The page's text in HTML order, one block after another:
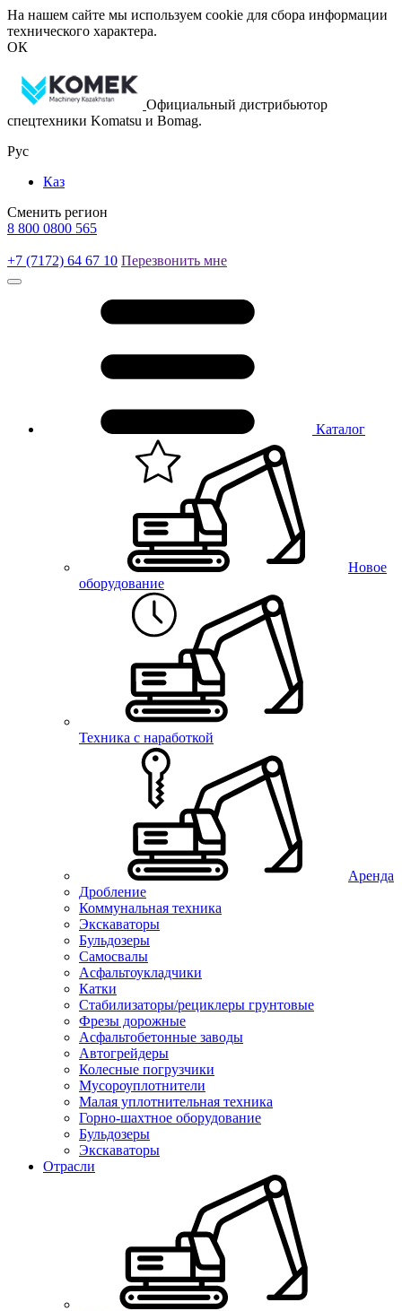
На нашем сайте мы используем cookie для сбора информации
технического характера.
ОК
Официальный дистрибьютор
спецтехники Komatsu и Bomag.
Рус
Каз
Сменить регион
8 800 0800 565
+7 (7172) 64 67 10 Перезвонить мне
Каталог
Новое
оборудование
Техника с наработкой
Аренда
Дробление
Коммунальная техника
Экскаваторы
Бульдозеры
Самосвалы
Асфальтоукладчики
Катки
Стабилизаторы/рециклеры грунтовые
Фрезы дорожные
Асфальтобетонные заводы
Автогрейдеры
Колесные погрузчики
Мусороуплотнители
Малая уплотнительная техника
Горно-шахтное оборудование
Бульдозеры
Экскаваторы
Отрасли